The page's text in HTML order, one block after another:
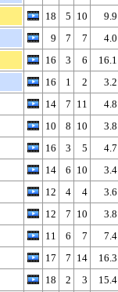
18 5 10 9.9
9 7 7 4.0
16 3 6 16.1
16 1 2 3.2
14 7 11 4.8
10 8 10 3.8
16 3 5 4.7
14 6 10 3.4
12 4 4 3.6
12 7 10 3.8
11 6 7 7.4
17 7 14 16.3
18 2 3 15.4